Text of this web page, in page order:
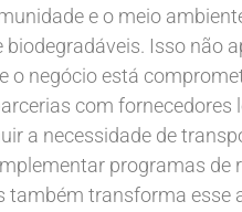
e o meio
biodegradáveis. Isso não
o negócio está
com
a necessidade de
programas de
também transforma esse